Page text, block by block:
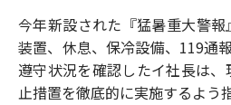
今年新設された『猛暑重大警
装置、休息、保冷設備、119通
遵守状況を確認したイ社長は
止措置を徹底的に実施するよう